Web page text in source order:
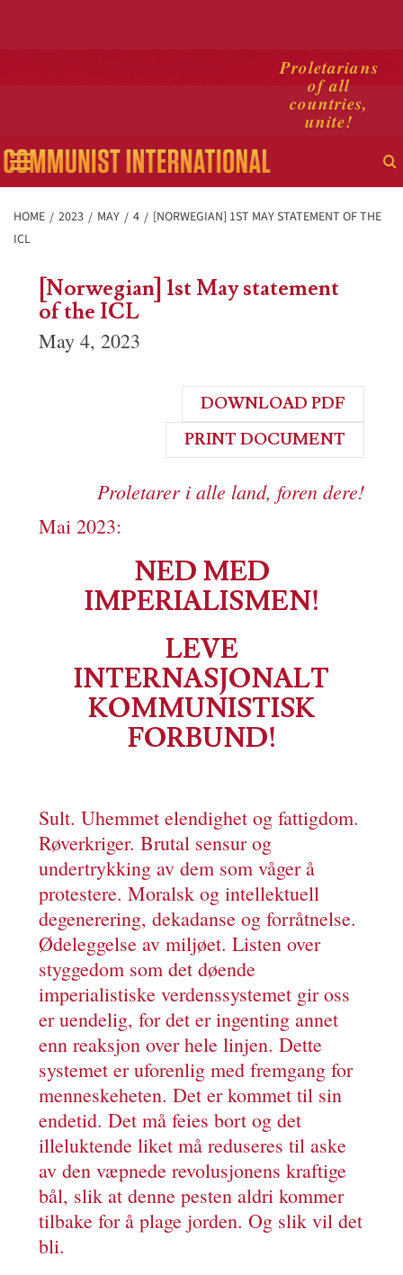
Proletarians
of all
countries,
unite!
Primary
Menu
HOME 2023 MAY 4
[NORWEGIAN] 1ST MAY STATEMENT OF THE
ICL
[Norwegian] 1st May statement
of the ICL
May 4, 2023
DOWNLOAD PDF
PRINT DOCUMENT
Proletarer i alle land, foren dere!
Mai 2023:
NED MED
IMPERIALISMEN!
LEVE
INTERNASJONALT
KOMMUNISTISK
FORBUND!
Sult. Uhemmet elendighet og fattigdom.
Røverkriger. Brutal sensur og
undertrykking av dem som våger å
protestere. Moralsk og intellektuell
degenerering, dekadanse og forråtnelse.
Ødeleggelse av miljøet. Listen over
styggedom som det døende
imperialistiske verdenssystemet gir oss
er uendelig, for det er ingenting annet
enn reaksjon over hele linjen. Dette
systemet er uforenlig med fremgang for
menneskeheten. Det er kommet til sin
endetid. Det må feies bort og det
illeluktende liket må reduseres til aske
av den væpnede revolusjonens kraftige
bål, slik at denne pesten aldri kommer
tilbake for å plage jorden. Og slik vil det
bli.